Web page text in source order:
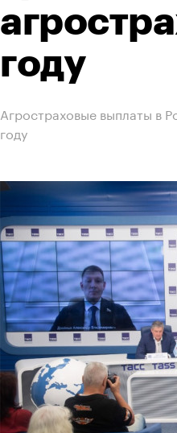
году
Агростраховые выплаты в
году